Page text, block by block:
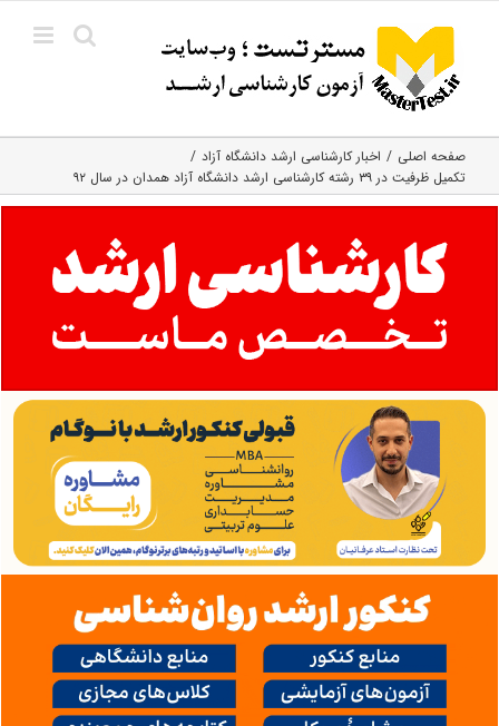
content
صفحه اصلی
اخبار کارشناسی ارشد دانشگاه آزاد
تکمیل ظرفیت در ۳۹ رشته کارشناسی ارشد دانشگاه آزاد همدان در سال ۹۲